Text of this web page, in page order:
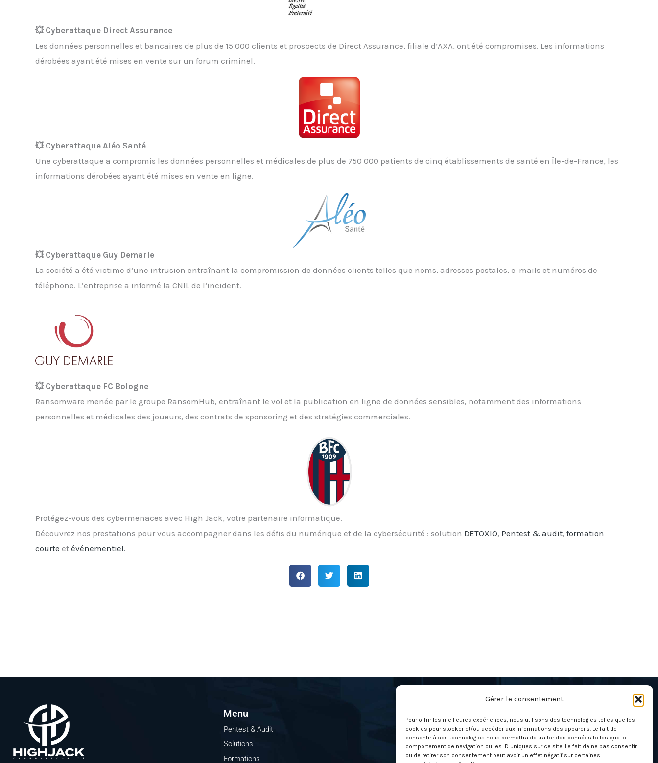
Gérer le consentement
Pour offrir les meilleures expériences, nous utilisons des technologies telles que les
cookies pour stocker et/ou accéder aux informations des appareils. Le fait de
consentir à ces technologies nous permettra de traiter des données telles que le
comportement de navigation ou les ID uniques sur ce site. Le fait de ne pas consentir
ou de retirer son consentement peut avoir un effet négatif sur certaines
💥 Cyberattaque Direct Assurance
Les données personnelles et bancaires de plus de 15 000 clients et prospects de Direct Assurance, filiale d’AXA, ont été compromises. Les informations
dérobées ayant été mises en vente sur un forum criminel.
💥 Cyberattaque Aléo Santé
Une cyberattaque a compromis les données personnelles et médicales de plus de 750 000 patients de cinq établissements de santé en Île-de-France, les
informations dérobées ayant été mises en vente en ligne.
💥 Cyberattaque Guy Demarle
La société a été victime d’une intrusion entraînant la compromission de données clients telles que noms, adresses postales, e-mails et numéros de
téléphone. L’entreprise a informé la CNIL de l’incident.
💥 Cyberattaque FC Bologne
Ransomware menée par le groupe RansomHub, entraînant le vol et la publication en ligne de données sensibles, notamment des informations
personnelles et médicales des joueurs, des contrats de sponsoring et des stratégies commerciales.
Protégez-vous des cybermenaces avec High Jack, votre partenaire informatique.
Découvrez nos prestations pour vous accompagner dans les défis du numérique et de la cybersécurité : solution DETOXIO, Pentest & audit, formation
courte et événementiel.
Menu
Pentest & Audit
Solutions
Formations
Mentions légales & CGU
Politique de cookies (UE)
Conditions générales des ventes